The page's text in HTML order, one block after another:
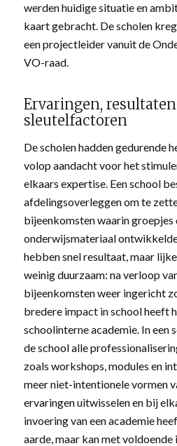
werden huidige situatie en
kaart gebracht. De scholen
een projectleider vanuit de
VO-raad.
Ervaringen,
sleutelfactoren
De scholen hadden gedurende
volop aandacht voor het
elkaars expertise. Een school
afdelingsoverleggen om te
bijeenkomsten waarin groepjes
onderwijsmateriaal
hebben snel resultaat, maar
weinig duurzaam: na verloop
bijeenkomsten weer ingericht
bredere impact in school heeft
schoolinterne academie. In een
de school alle
zoals workshops, modules en
meer niet-intentionele vormen
ervaringen uitwisselen en bij
invoering van een academie
aarde, maar kan met